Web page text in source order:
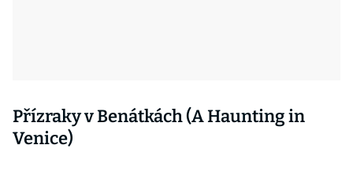
Přízraky v Benátkách (A Haunting in
Venice)